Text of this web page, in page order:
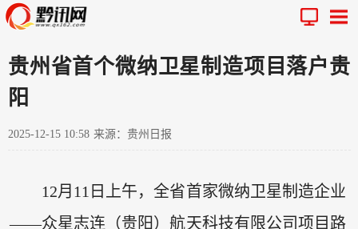
贵州省首个微纳卫星制造项目落户贵
阳
2025-12-15 10:58 来源：贵州日报
12月11日上午，全省首家微纳卫星制造企业
——众星志连（贵阳）航天科技有限公司项目路